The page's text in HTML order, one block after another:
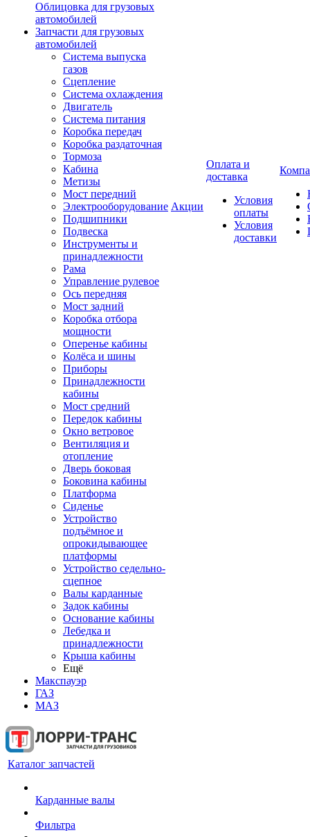
Облицовка для грузовых
автомобилей
Запчасти для грузовых
автомобилей
Система выпуска
газов
Сцепление
Система охлаждения
Двигатель
Система питания
Коробка передач
Коробка раздаточная
Тормоза
Кабина
Метизы
Мост передний
Электрооборудование
Подшипники
Подвеска
Инструменты и
принадлежности
Рама
Управление рулевое
Ось передняя
Мост задний
Коробка отбора
мощности
Оперенье кабины
Колёса и шины
Приборы
Принадлежности
кабины
Мост средний
Передок кабины
Окно ветровое
Вентиляция и
отопление
Дверь боковая
Боковина кабины
Платформа
Сиденье
Устройство
подъёмное и
опрокидывающее
платформы
Устройство седельно-
сцепное
Валы карданные
Задок кабины
Основание кабины
Лебедка и
принадлежности
Крыша кабины
Ещё
Макспауэр
ГАЗ
МАЗ
Акции
Оплата и
доставка
Условия
оплаты
Условия
доставки
Каталог запчастей
Карданные валы
Фильтра